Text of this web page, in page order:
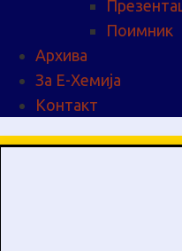
Поимник
Архива
За Е-Хемија
Контакт